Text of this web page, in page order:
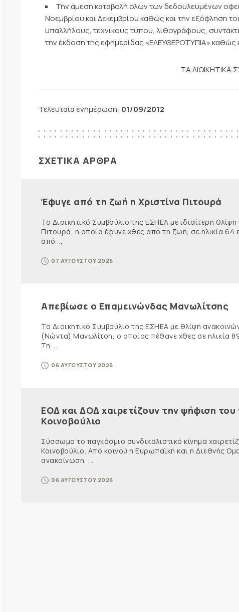
Την άμεση καταβολή όλων των δεδουλευμένων
Νοεμβρίου και Δεκεμβρίου καθώς και την εξόφληση
υπαλλήλους, τεχνικούς τύπου, λιθογράφους,
την έκδοση της εφημερίδας «ΕΛΕΥΘΕΡΟΤΥΠΙΑ» καθώς
ΤΑ
Τελευταία ενημέρωση: 01/09/2012
ΣΧΕΤΙΚΑ ΑΡΘΡΑ
Έφυγε από τη ζωή η Χριστίνα Πιτουρά
Το Διοικητικό Συμβούλιο της ΕΣΗΕΑ με ιδιαίτερη
Πιτουρά, η οποία έφυγε χθες από τη ζωή, σε ηλικία 64
από ...
07 ΑΥΓΟΥΣΤΟΥ 2026
Απεβίωσε ο Επαμεινώνδας Μανωλίτσης
Το Διοικητικό Συμβούλιο της ΕΣΗΕΑ με θλίψη
(Νώντα) Μανωλίτση, ο οποίος πέθανε χθες σε ηλικία
Τη ...
06 ΑΥΓΟΥΣΤΟΥ 2026
ΕΟΔ και ΔΟΔ χαιρετίζουν την ψήφιση
Κοινοβούλιο
Σύσσωμο το παγκόσμιο συνδικαλιστικό κίνημα
Κοινοβούλιο. Από κοινού η Ευρωπαϊκή και η Διεθνής
ανακοίνωση, ...
06 ΑΥΓΟΥΣΤΟΥ 2026